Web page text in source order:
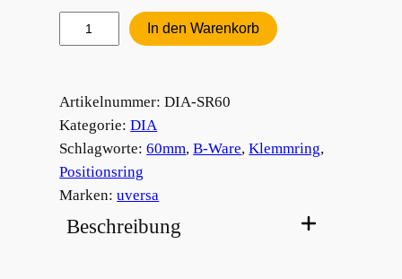
Stellring
60mm
In den Warenkorb
Artikelnummer: DIA-SR60
Kategorie:DIA
Schlagworte:60mm, B-Ware, Klemmring
Positionsring
Marken:uversa
Beschreibung